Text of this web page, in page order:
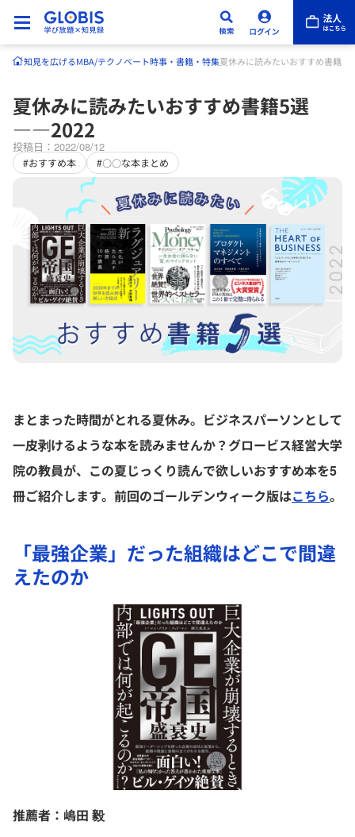
知見を広げるMBA/テクノベート時事・書籍・特集夏休みに読みたいおすすめ書籍5
夏休みに読みたいおすすめ書籍5選
――2022
投稿日：2022/08/12
#おすすめ本 #〇〇な本まとめ
まとまった時間がとれる夏休み。ビジネスパーソンとして
一皮剥けるような本を読みませんか？グロービス経営大学
院の教員が、この夏じっくり読んで欲しいおすすめ本を5
冊ご紹介します。前回のゴールデンウィーク版はこちら。
「最強企業」だった組織はどこで間違
えたのか
推薦者：嶋田 毅